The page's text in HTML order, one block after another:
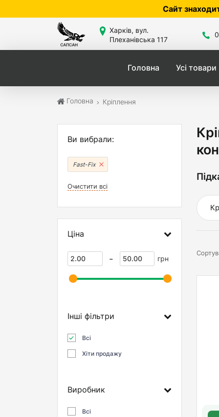
Сайт знаходиться в
Харків, вул.
Плеханівська 117
Головна Усі товари
Головна Кріплення
Ви вибрали:
Fast-Fix
Очистити всі
Ціна
- грн
Інші фільтри
Всі
Хіти продажу
Виробник
Всі